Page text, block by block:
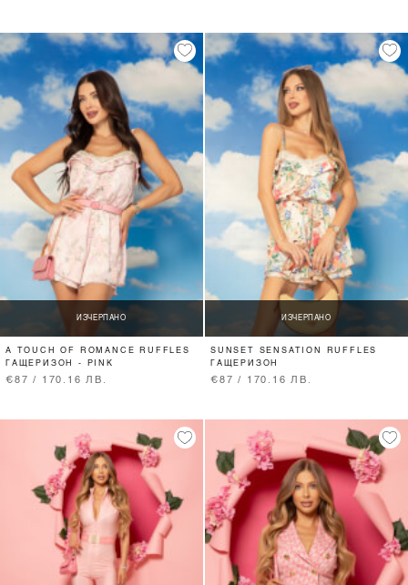
ИЗЧЕРПАНО
A TOUCH OF ROMANCE RUFFLES
ГАЩЕРИЗОН - PINK
€87 / 170.16 ЛВ.
ИЗЧЕРПАНО
SUNSET SENSATION RUFFLES
ГАЩЕРИЗОН
€87 / 170.16 ЛВ.